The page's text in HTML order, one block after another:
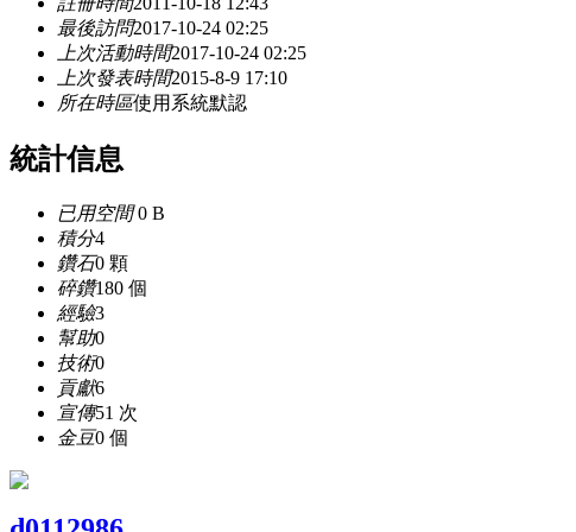
最後訪問2017-10-24 02:25
上次活動時間2017-10-24 02:25
上次發表時間2015-8-9 17:10
所在時區使用系統默認
統計信息
已用空間0 B
積分4
鑽石0 顆
碎鑽180 個
經驗3
幫助0
技術0
貢獻6
宣傳51 次
金豆0 個